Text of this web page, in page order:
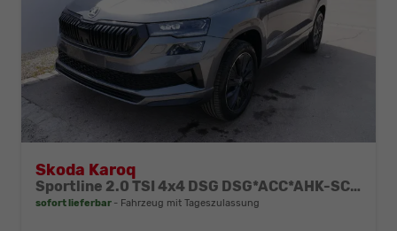
Skoda Karoq
Sportline 2.0 TSI 4x4 DSG DSG*ACC*AHK-SCHWENKBAR*PDC-HINTEN*KESSY*LENKRADHEIZUNG*
sofort lieferbar Fahrzeug mit Tageszulassung